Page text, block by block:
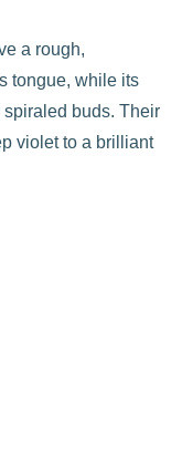
a rough,
tongue, while its
buds. Their
violet to a brilliant